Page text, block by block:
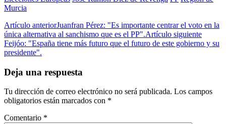
Murcia
Artículo anteriorJuanfran Pérez: "Es importante centrar el voto en la
única alternativa al sanchismo que es el PP".Artículo siguiente
Feijóo: "España tiene más futuro que el futuro de este gobierno y su
presidente".
Deja una respuesta
Tu dirección de correo electrónico no será publicada. Los campos
obligatorios están marcados con *
Comentario *